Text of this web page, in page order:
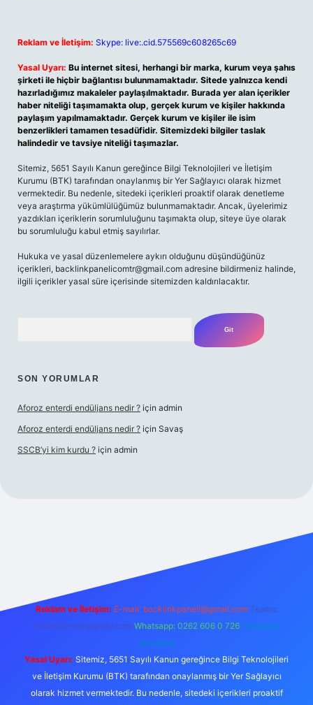
Reklam ve İletişim: Skype: live:.cid.575569c608265c69
Yasal Uyarı: Bu internet sitesi, herhangi bir marka, kurum veya şahıs
şirketi ile hiçbir bağlantısı bulunmamaktadır. Sitede yalnızca kendi
hazırladığımız makaleler paylaşılmaktadır. Burada yer alan içerikler
haber niteliği taşımamakta olup, gerçek kurum ve kişiler hakkında
paylaşım yapılmamaktadır. Gerçek kurum ve kişiler ile isim
benzerlikleri tamamen tesadüfidir. Sitemizdeki bilgiler taslak
halindedir ve tavsiye niteliği taşımazlar.
Sitemiz, 5651 Sayılı Kanun gereğince Bilgi Teknolojileri ve İletişim
Kurumu (BTK) tarafından onaylanmış bir Yer Sağlayıcı olarak hizmet
vermektedir. Bu nedenle, sitedeki içerikleri proaktif olarak denetleme
veya araştırma yükümlülüğümüz bulunmamaktadır. Ancak, üyelerimiz
yazdıkları içeriklerin sorumluluğunu taşımakta olup, siteye üye olarak
bu sorumluluğu kabul etmiş sayılırlar.
Hukuka ve yasal düzenlemelere aykırı olduğunu düşündüğünüz
içerikleri, backlinkpanelicomtr@gmail.com adresine bildirmeniz halinde,
ilgili içerikler yasal süre içerisinde sitemizden kaldırılacaktır.
SON YORUMLAR
Aforoz enterdi endüljans nedir ? için admin
Aforoz enterdi endüljans nedir ? için Savaş
SSCB’yi kim kurdu ? için admin
Reklam ve İletişim: E-mail: backlinkpaneli@gmail.com Teams:
forumhizmeti@gmail.com Whatsapp: 0262 606 0 726 Telegram:
@karabul
Yasal Uyarı: Sitemiz, 5651 Sayılı Kanun gereğince Bilgi Teknolojileri
ve İletişim Kurumu (BTK) tarafından onaylanmış bir Yer Sağlayıcı
olarak hizmet vermektedir. Bu nedenle, sitedeki içerikleri proaktif